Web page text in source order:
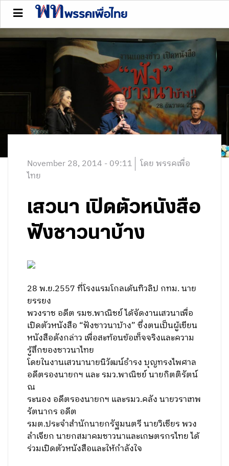
November 28, 2014 - 09:11 โดย พรรคเพื่อ
ไทย
เสวนา เปิดตัวหนังสือ
ฟังชาวนาบ้าง
28 พ.ย.2557 ที่โรงแรมโกลเด้นทิวลิป กทม. นาย
ยรรยง
พวงราช อดีต รมช.พาณิชย์ ได้จัดงานเสวนาเพื่อ
เปิดตัวหนังสือ “ฟังชาวนาบ้าง” ซึ่งตนเป็นผู้เขียน
หนังสือดังกล่าว เพื่อสะท้อนข้อเท็จจริงและความ
รู้สึกของชาวนาไทย
โดยในงานเสวนานายนิวัฒน์ธำรง บุญทรงไพศาล
อดีตรองนายกฯ และ รมว.พาณิชย์ นายกิตติรัตน์
ณ
ระนอง อดีตรองนายกฯ และรมว.คลัง นายวราเทพ
รัตนากร อดีต
รมต.ประจำสำนักนายกรัฐมนตรี นายวิเชียร พวง
ลำเจียก นายกสมาคมชาวนาและเกษตรกรไทย ได้
ร่วมเปิดตัวหนังสือและให้กำลังใจ